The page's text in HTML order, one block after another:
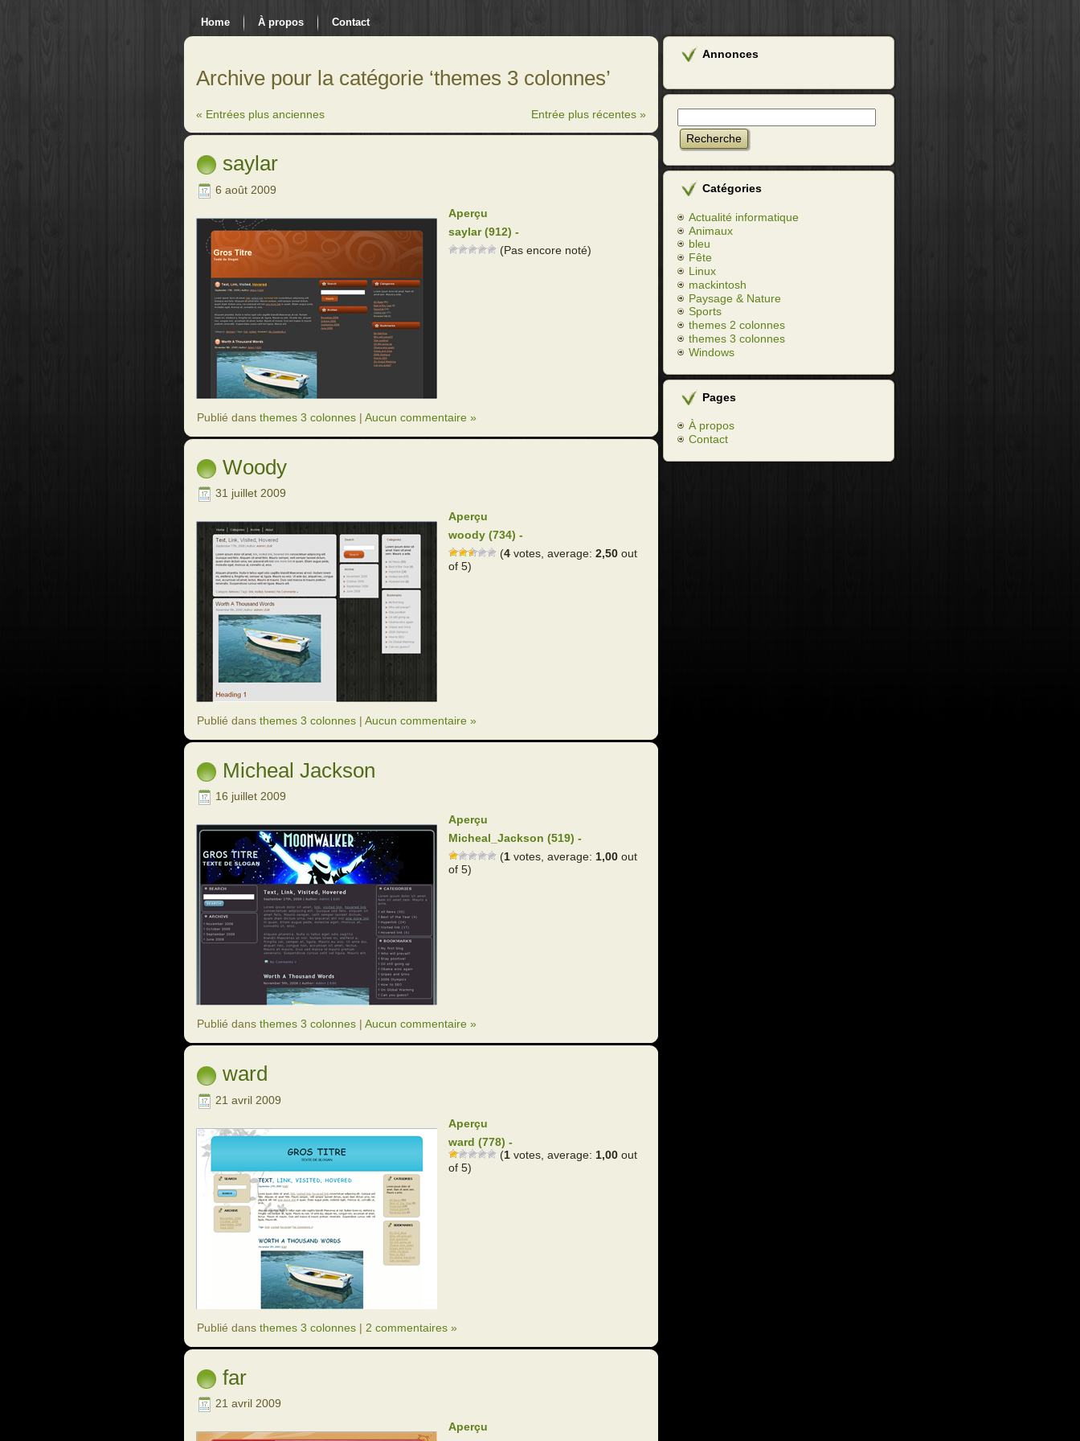
Home À propos Contact
Archive pour la catégorie ‘themes 3 colonnes’
« Entrées plus anciennes Entrée plus récentes »
saylar
6 août 2009
Aperçu
saylar (912) -
(Pas encore noté)
Publié dans themes 3 colonnes | Aucun commentaire »
Woody
31 juillet 2009
Aperçu
woody (734) -
(4 votes, average: 2,50 out
of 5)
Publié dans themes 3 colonnes | Aucun commentaire »
Micheal Jackson
16 juillet 2009
Aperçu
Micheal_Jackson (519) -
(1 votes, average: 1,00 out
of 5)
Publié dans themes 3 colonnes | Aucun commentaire »
ward
21 avril 2009
Aperçu
ward (778) -
(1 votes, average: 1,00 out
of 5)
Publié dans themes 3 colonnes | 2 commentaires »
far
21 avril 2009
Aperçu
Annonces
Catégories
Actualité informatique
Animaux
bleu
Fête
Linux
mackintosh
Paysage & Nature
Sports
themes 2 colonnes
themes 3 colonnes
Windows
Pages
À propos
Contact